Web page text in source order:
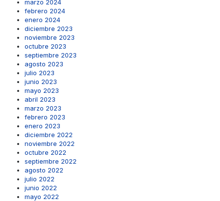
marzo 2024
febrero 2024
enero 2024
diciembre 2023
noviembre 2023
octubre 2023
septiembre 2023
agosto 2023
julio 2023
junio 2023
mayo 2023
abril 2023
marzo 2023
febrero 2023
enero 2023
diciembre 2022
noviembre 2022
octubre 2022
septiembre 2022
agosto 2022
julio 2022
junio 2022
mayo 2022